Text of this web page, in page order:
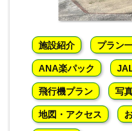
施設紹介 プラン
ANA楽パック
飛行機プラン 写
地図・アクセス